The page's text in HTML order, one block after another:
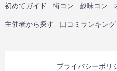
初めてガイド 街コン 趣味コン
主催者から探す 口コミランキング
プライバシーポリ